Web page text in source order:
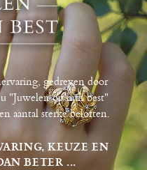
gedreven door
"Juwelen op hun best"
aantal sterke beloften.
KEUZE EN
BETER ...